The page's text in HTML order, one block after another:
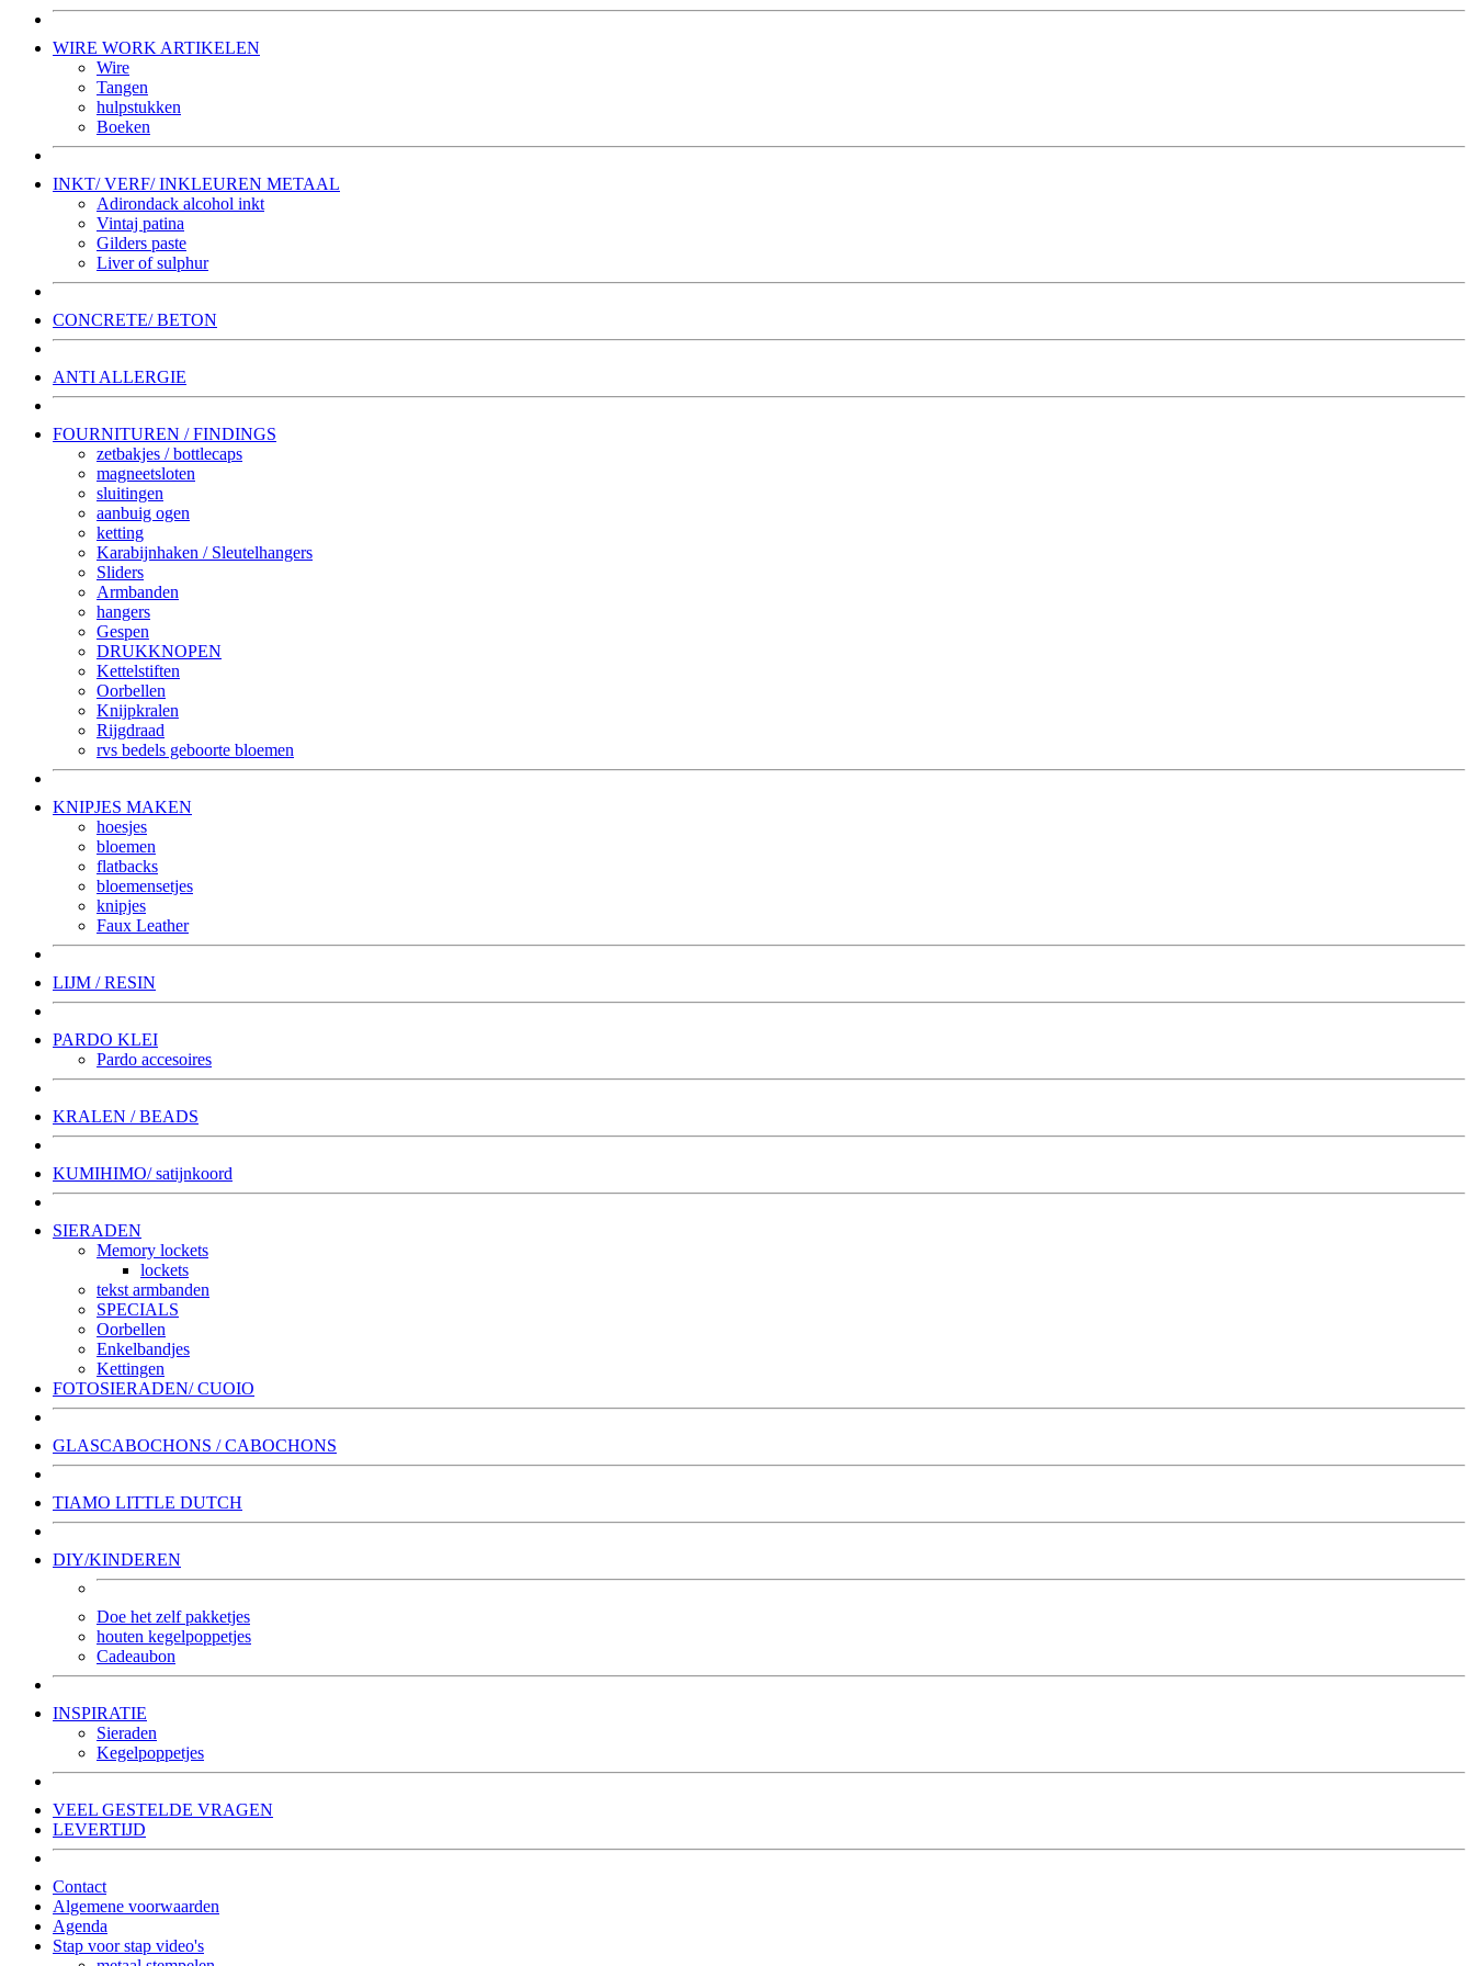
WIRE WORK ARTIKELEN
Wire
Tangen
hulpstukken
Boeken
INKT/ VERF/ INKLEUREN METAAL
Adirondack alcohol inkt
Vintaj patina
Gilders paste
Liver of sulphur
CONCRETE/ BETON
ANTI ALLERGIE
FOURNITUREN / FINDINGS
zetbakjes / bottlecaps
magneetsloten
sluitingen
aanbuig ogen
ketting
Karabijnhaken / Sleutelhangers
Sliders
Armbanden
hangers
Gespen
DRUKKNOPEN
Kettelstiften
Oorbellen
Knijpkralen
Rijgdraad
rvs bedels geboorte bloemen
KNIPJES MAKEN
hoesjes
bloemen
flatbacks
bloemensetjes
knipjes
Faux Leather
LIJM / RESIN
PARDO KLEI
Pardo accesoires
KRALEN / BEADS
KUMIHIMO/ satijnkoord
SIERADEN
Memory lockets
lockets
tekst armbanden
SPECIALS
Oorbellen
Enkelbandjes
Kettingen
FOTOSIERADEN/ CUOIO
GLASCABOCHONS / CABOCHONS
TIAMO LITTLE DUTCH
DIY/KINDEREN
Doe het zelf pakketjes
houten kegelpoppetjes
Cadeaubon
INSPIRATIE
Sieraden
Kegelpoppetjes
VEEL GESTELDE VRAGEN
LEVERTIJD
Contact
Algemene voorwaarden
Agenda
Stap voor stap video's